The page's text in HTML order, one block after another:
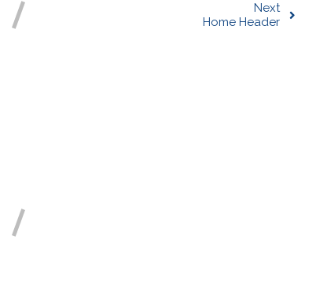
Next
Home Header